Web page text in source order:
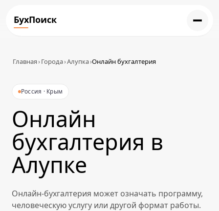
БухПоиск
Главная›Города›Алупка›Онлайн бухгалтерия
Россия · Крым
Онлайн
бухгалтерия в
Алупке
Онлайн-бухгалтерия может означать программу,
человеческую услугу или другой формат работы.